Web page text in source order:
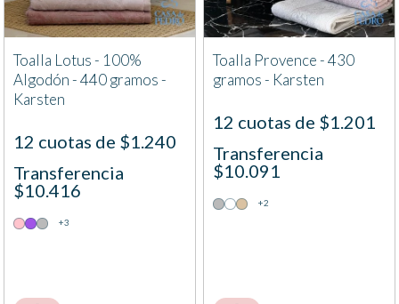
Toalla Lotus - 100%
Algodón - 440 gramos -
Karsten
12 cuotas de $1.240
Transferencia
$10.416
+3
Toalla Provence - 430
gramos - Karsten
12 cuotas de $1.201
Transferencia
$10.091
+2